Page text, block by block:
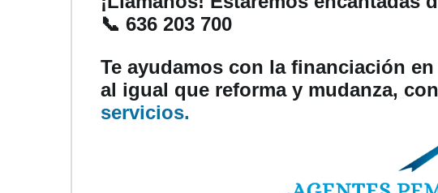
📞 636 203 700
Te ayudamos con la financiación
al igual que reforma y mudanza,
servicios.